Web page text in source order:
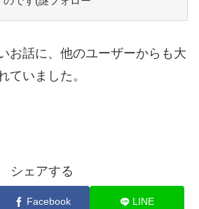
お話に、他のユーザーからも大
ていました。
シェアする
Facebook LINE